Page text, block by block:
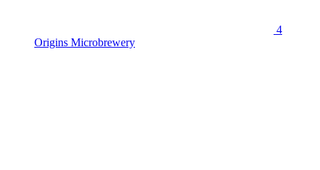
4
Origins Microbrewery